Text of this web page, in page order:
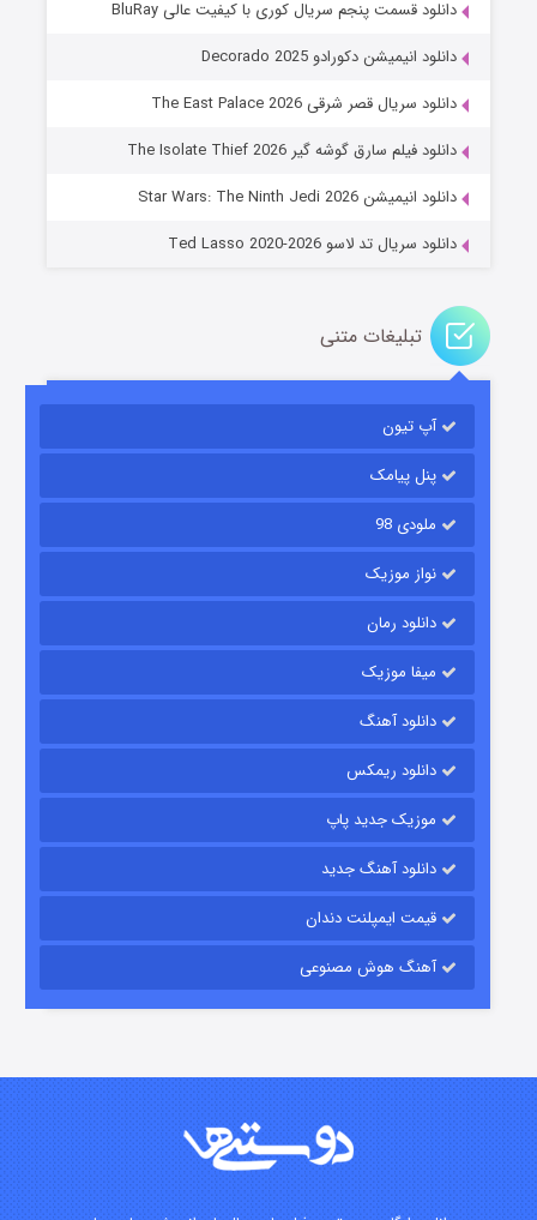
خاندان اژدها فصل ۳
قسمت۶ (زیرنویس) منتشر شد
قسمت
قسمت۱۵ (دوبله) منتشر شد
دانلود قسمت پنجم سریال کوری با کیفیت عالی BluRay
دانلود انیمیشن دکورادو Decorado 2025
دانلود سریال قصر شرقی The East Palace 2026
دانلود فیلم سارق گوشه گیر The Isolate Thief 2026
دانلود انیمیشن Star Wars: The Ninth Jedi 2026
دانلود سریال تد لاسو Ted Lasso 2020-2026
تبلیغات متنی
آپ تیون
پنل پیامک
ملودی 98
نواز موزیک
دانلود رمان
میفا موزیک
دانلود آهنگ
دانلود ریمکس
موزیک جدید پاپ
دانلود آهنگ جدید
قیمت ایمپلنت دندان
آهنگ هوش مصنوعی